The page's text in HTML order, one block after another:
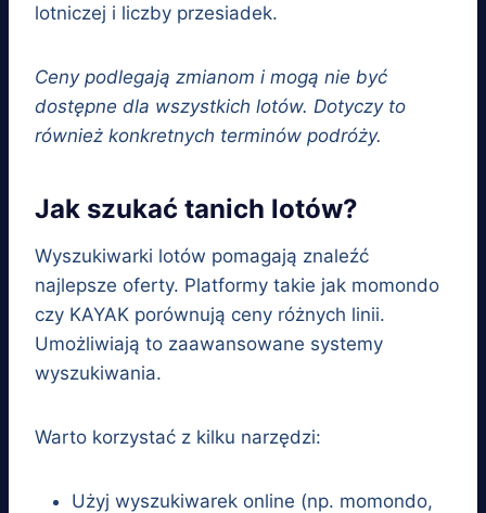
lotniczej i liczby przesiadek.
Ceny podlegają zmianom i mogą nie być
dostępne dla wszystkich lotów. Dotyczy to
również konkretnych terminów podróży.
Jak szukać tanich lotów?
Wyszukiwarki lotów pomagają znaleźć
najlepsze oferty. Platformy takie jak momondo
czy KAYAK porównują ceny różnych linii.
Umożliwiają to zaawansowane systemy
wyszukiwania.
Warto korzystać z kilku narzędzi:
Użyj wyszukiwarek online (np. momondo,